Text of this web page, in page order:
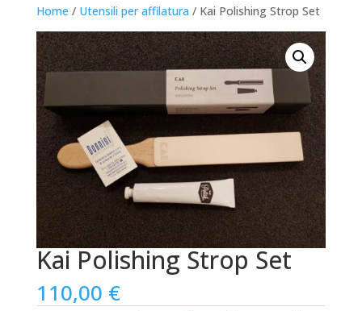
Home / Utensili per affilatura / Kai Polishing Strop Set
Kai Polishing Strop Set
110,00 €